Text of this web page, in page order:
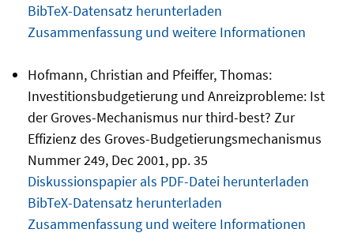
BibTeX-Datensatz herunterladen
Zusammenfassung und weitere Informationen
Hofmann, Christian and Pfeiffer, Thomas:
Investitionsbudgetierung und Anreizprobleme: Ist
der Groves-Mechanismus nur third-best? Zur
Effizienz des Groves-Budgetierungsmechanismus
Nummer 249, Dec 2001, pp. 35
Diskussionspapier als PDF-Datei herunterladen
BibTeX-Datensatz herunterladen
Zusammenfassung und weitere Informationen